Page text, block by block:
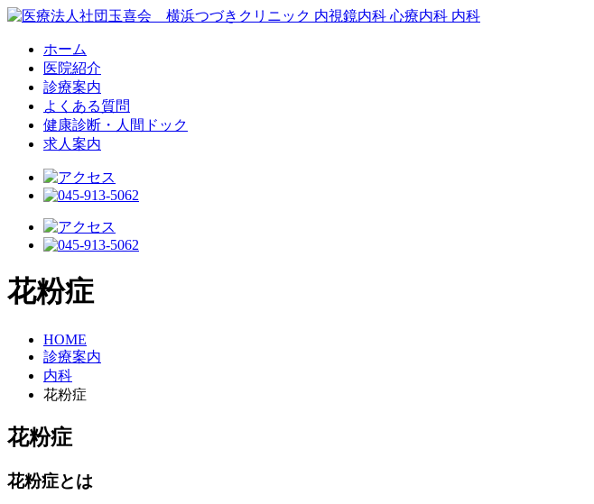
ホーム
医院紹介
診療案内
よくある質問
健康診断・人間ドック
求人案内
花粉症
HOME
診療案内
内科
花粉症
花粉症
花粉症とは